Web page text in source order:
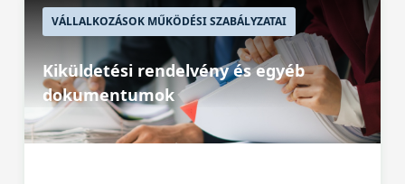
VÁLLALKOZÁSOK MŰKÖDÉSI SZABÁLYZATAI
Kiküldetési rendelvény és egyéb
dokumentumok